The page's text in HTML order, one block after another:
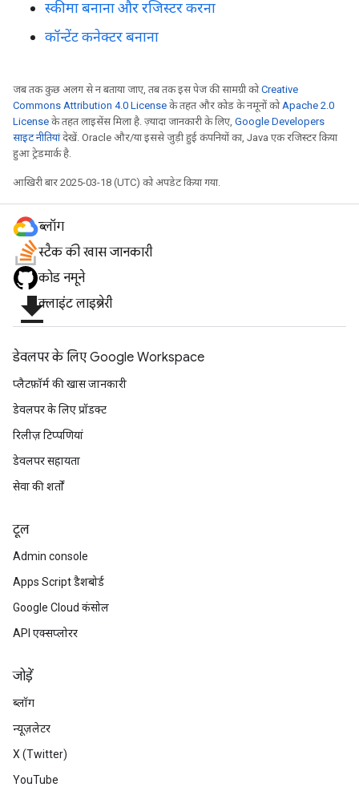
स्कीमा बनाना और रजिस्टर करना
कॉन्टेंट कनेक्टर बनाना
जब तक कुछ अलग से न बताया जाए, तब तक इस पेज की सामग्री कोCreative
Commons Attribution 4.0 License के तहत और कोड के नमूनों कोApache 2.0
License के तहत लाइसेंस मिला है. ज़्यादा जानकारी के लिए, Google Developers
साइट नीतियांदेखें. Oracle और/या इससे जुड़ी हुई कंपनियों का, Java एक रजिस्टर किया
हुआ ट्रेडमार्क है.
आखिरी बार 2025-03-18 (UTC) को अपडेट किया गया.
ब्लॉग
स्टैक की खास जानकारी
कोड नमूने
file_downloadक्लाइंट लाइब्रेरी
डेवलपर के लिए Google Workspace
प्लैटफ़ॉर्म की खास जानकारी
डेवलपर के लिए प्रॉडक्ट
रिलीज़ टिप्पणियां
डेवलपर सहायता
सेवा की शर्तों
टूल
Admin console
Apps Script डैशबोर्ड
Google Cloud कंसोल
API एक्सप्लोरर
जोड़ें
ब्लॉग
न्यूज़लेटर
X (Twitter)
YouTube